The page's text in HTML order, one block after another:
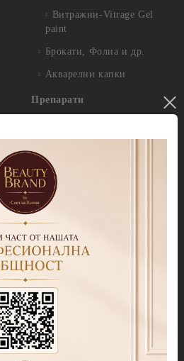
Витражни-Vitrage Gel
paint
Брокати, Фолиа и др.
Акварелни капки
Препарати
Обезмаслители
За сваляне на гел лак/
лепкав слой
Други течности
Грижа за нокти и кожа
Продукти за педикюр Callux
Избери по серия
Callux Серия Лавандула
Callux Серия Класик